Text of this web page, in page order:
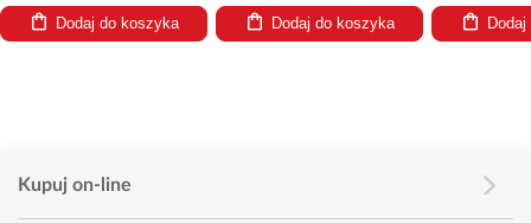
Dodaj do koszyka Dodaj do koszyka
Kupuj on-line